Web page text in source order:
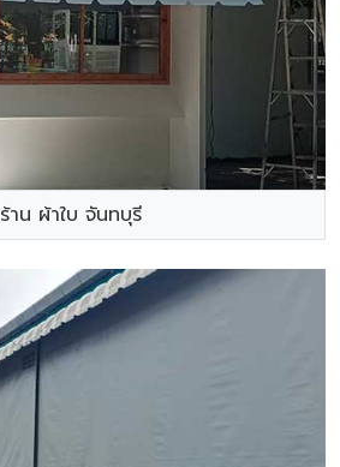
ร้าน ผ้าใบ จันทบุรี